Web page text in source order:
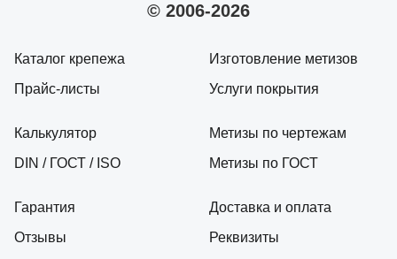
© 2006-2026
Каталог крепежа
Прайс-листы
Калькулятор
DIN / ГОСТ / ISO
Гарантия
Отзывы
Изготовление метизов
Услуги покрытия
Метизы по чертежам
Метизы по ГОСТ
Доставка и оплата
Реквизиты